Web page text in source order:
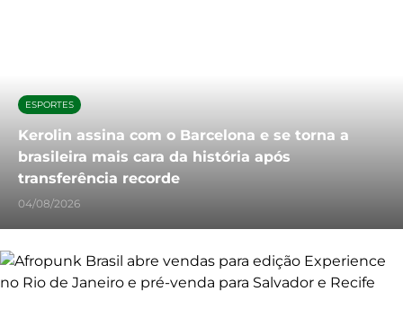
ESPORTES
Kerolin assina com o Barcelona e se torna a
brasileira mais cara da história após
transferência recorde
04/08/2026